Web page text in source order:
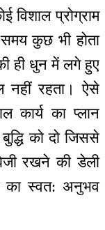
विशाल प्रोग्राम
कुछ भी होता
ही धुन में लगे हुए
नहीं रहता। ऐसे
कार्य का प्लान
को दो जिससे
रखने की डेली
का स्वत: अनुभव